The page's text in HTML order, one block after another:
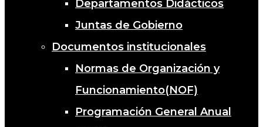
Departamentos Didácticos
Juntas de Gobierno
Documentos institucionales
Normas de Organización y
Funcionamiento(NOF)
Programación General Anual